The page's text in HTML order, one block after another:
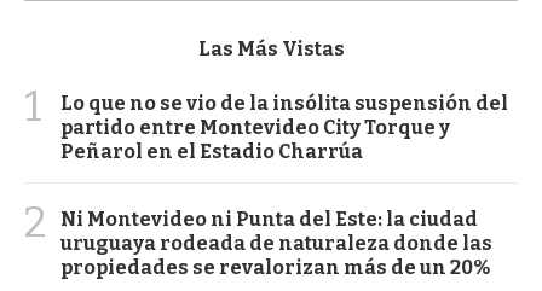
Las Más Vistas
1
Lo que no se vio de la insólita suspensión del
partido entre Montevideo City Torque y
Peñarol en el Estadio Charrúa
2
Ni Montevideo ni Punta del Este: la ciudad
uruguaya rodeada de naturaleza donde las
propiedades se revalorizan más de un 20%